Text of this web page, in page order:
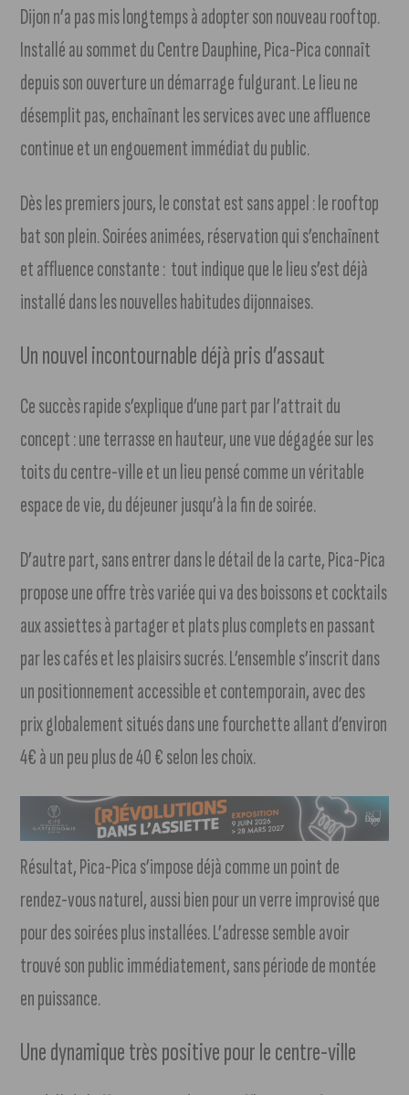
Dijon n’a pas mis longtemps à adopter son nouveau rooftop.
Installé au sommet du Centre Dauphine, Pica-Pica connaît
depuis son ouverture un démarrage fulgurant. Le lieu ne
désemplit pas, enchaînant les services avec une affluence
continue et un engouement immédiat du public.
Dès les premiers jours, le constat est sans appel : le rooftop
bat son plein. Soirées animées, réservation qui s’enchaînent
et affluence constante : tout indique que le lieu s’est déjà
installé dans les nouvelles habitudes dijonnaises.
Un nouvel incontournable déjà pris d’assaut
Ce succès rapide s’explique d’une part par l’attrait du
concept : une terrasse en hauteur, une vue dégagée sur les
toits du centre-ville et un lieu pensé comme un véritable
espace de vie, du déjeuner jusqu’à la fin de soirée.
D’autre part, sans entrer dans le détail de la carte, Pica-Pica
propose une offre très variée qui va des boissons et cocktails
aux assiettes à partager et plats plus complets en passant
par les cafés et les plaisirs sucrés. L’ensemble s’inscrit dans
un positionnement accessible et contemporain, avec des
prix globalement situés dans une fourchette allant d’environ
4€ à un peu plus de 40 € selon les choix.
Résultat, Pica-Pica s’impose déjà comme un point de
rendez-vous naturel, aussi bien pour un verre improvisé que
pour des soirées plus installées. L’adresse semble avoir
trouvé son public immédiatement, sans période de montée
en puissance.
Une dynamique très positive pour le centre-ville